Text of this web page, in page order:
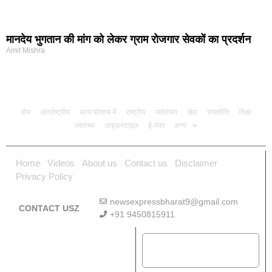
मानदेय भुगतान की मांग को लेकर ग्राम रोजगार सेवकों का प्रदर्शन
Amit Mishra
होम अंतर्राष्ट्रीय आज फोकस में राष्ट्रीय मनोरंजन खेल राजनीति
शिक्षा
स्वास्थ्य
लाइफस्टाइल ई-पेपर अन्य
Home Videos About us Contact us
Disclaimer
Privacy Policy
CONTACT USZ
newsexpressbharat9@gmail.com
+91 9450815911